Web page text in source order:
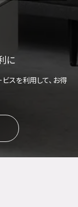
に
スを利用して、お得